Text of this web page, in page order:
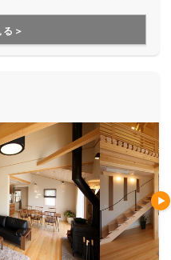
部分でのゆとりで、
間を作り出せる住宅。
価格設定もわかりやすく、
くことで、手の届く価格で
できます。
＞